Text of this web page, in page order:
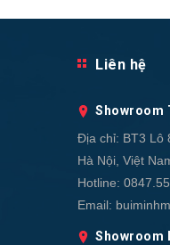
Liên hệ
Showroom
Địa chỉ: BT3 Lô
Hà Nội, Việt
Hotline:
Email:
Showroom